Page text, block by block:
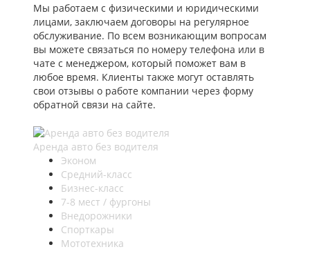
Мы работаем с физическими и юридическими
лицами, заключаем договоры на регулярное
обслуживание. По всем возникающим вопросам
вы можете связаться по номеру телефона или в
чате с менеджером, который поможет вам в
любое время. Клиенты также могут оставлять
свои отзывы о работе компании через форму
обратной связи на сайте.
Аренда авто без водителя
Эконом
Средний-класс
Бизнес-класс
7-8 мест / фургоны
Внедорожники
Спорткары
Мототехника